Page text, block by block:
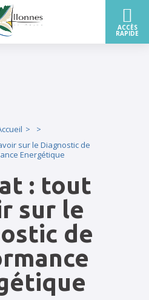
d’outils
sur le Diagnostic de
Energétique
: tout
sur le
de